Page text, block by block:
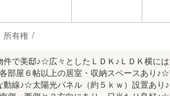
所有権
で美邸♪☆広々としたＬＤＫ♪ＬＤＫ横に
屋６帖以上の居室・収納スペースあり
線♪☆太陽光パネル（約５ｋｗ）設置あ